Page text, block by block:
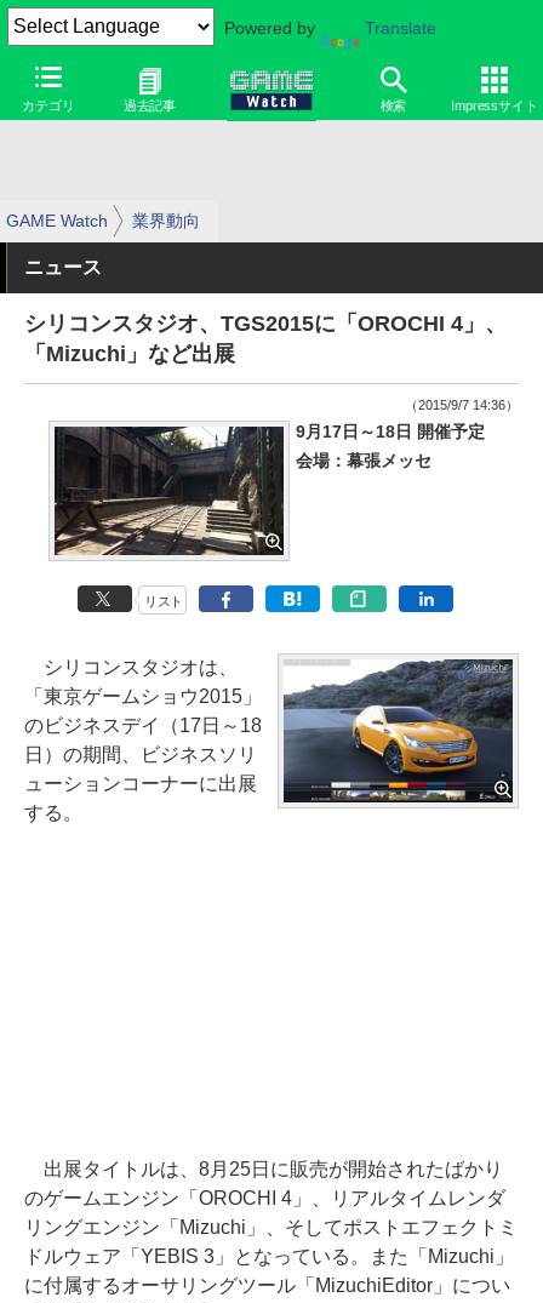
Powered by Translate
カテゴリ 過去記事 検索 Impressサイト
GAME Watch 業界動向
ニュース
シリコンスタジオ、TGS2015に「OROCHI 4」、
「Mizuchi」など出展
（2015/9/7 14:36）
9月17日～18日 開催予定
会場：幕張メッセ
リスト
シリコンスタジオは、
「東京ゲームショウ2015」
のビジネスデイ（17日～18
日）の期間、ビジネスソリ
ューションコーナーに出展
する。
出展タイトルは、8月25日に販売が開始されたばかり
のゲームエンジン「OROCHI 4」、リアルタイムレンダ
リングエンジン「Mizuchi」、そしてポストエフェクトミ
ドルウェア「YEBIS 3」となっている。また「Mizuchi」
に付属するオーサリングツール「MizuchiEditor」につい